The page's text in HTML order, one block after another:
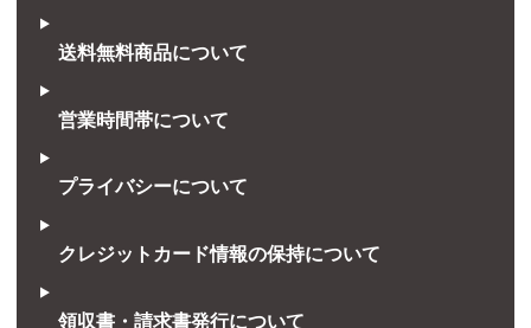
送料無料商品について
営業時間帯について
プライバシーについて
クレジットカード情報の保持について
領収書・請求書発行について